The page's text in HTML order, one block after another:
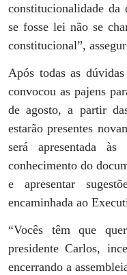
constitucionalidade da
se fosse lei não se
constitucional”,
Após todas as
convocou as pajens
de agosto, a partir
estarão presentes
será apresentada
conhecimento do
e apresentar
encaminhada ao
“Vocês têm que
presidente Carlos,
encerrando a